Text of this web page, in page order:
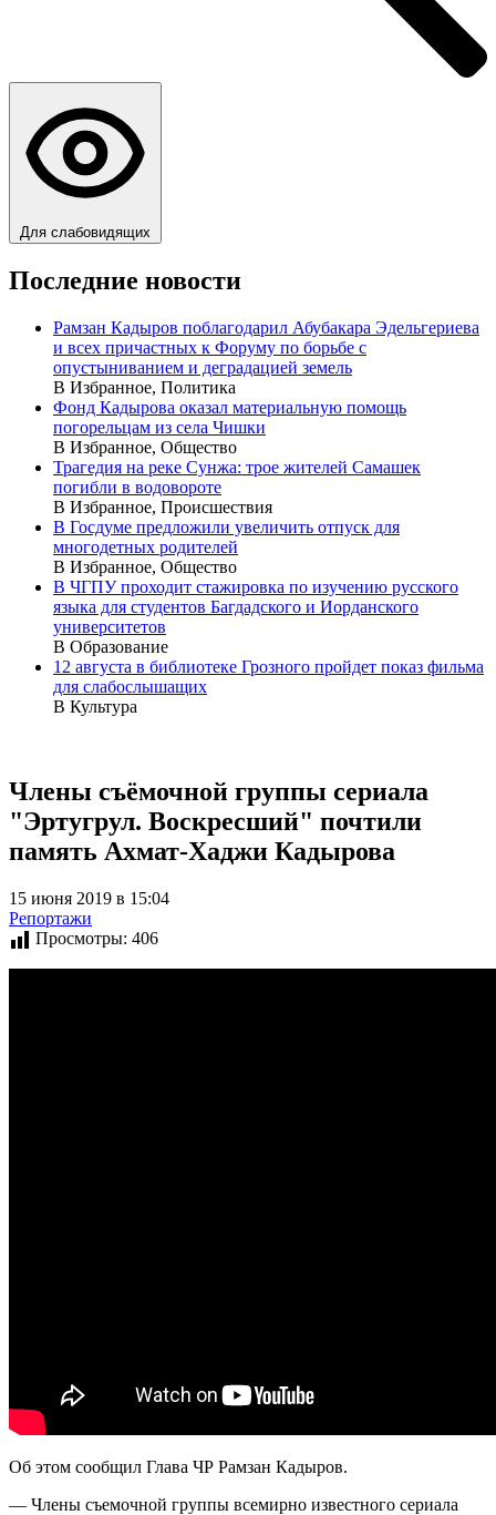
Для слабовидящих
Последние новости
Рамзан Кадыров поблагодарил Абубакара Эдельгериева
и всех причастных к Форуму по борьбе с
опустыниванием и деградацией земель
В Избранное, Политика
Фонд Кадырова оказал материальную помощь
погорельцам из села Чишки
В Избранное, Общество
Трагедия на реке Сунжа: трое жителей Самашек
погибли в водовороте
В Избранное, Происшествия
В Госдуме предложили увеличить отпуск для
многодетных родителей
В Избранное, Общество
В ЧГПУ проходит стажировка по изучению русского
языка для студентов Багдадского и Иорданского
университетов
В Образование
12 августа в библиотеке Грозного пройдет показ фильма
для слабослышащих
В Культура
Члены съёмочной группы сериала
"Эртугрул. Воскресший" почтили
память Ахмат-Хаджи Кадырова
15 июня 2019 в 15:04
Репортажи
Просмотры: 406
Об этом сообщил Глава ЧР Рамзан Кадыров.
— Члены съемочной группы всемирно известного сериала